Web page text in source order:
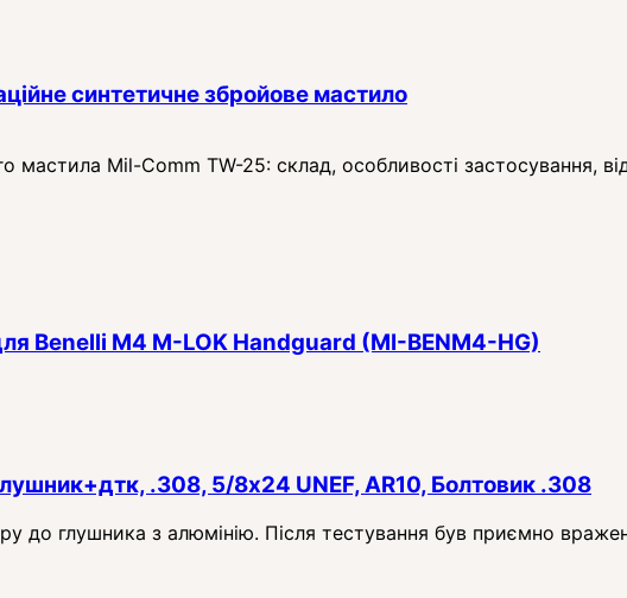
синтетичне збройове мастило
мастила Mil-Comm TW-25: склад, особливості застосування,
Benelli M4 M-LOK Handguard (MI-BENM4-HG)
.308, 5/8x24 UNEF, AR10, Болтовик .308
до глушника з алюмінію. Після тестування був приємно